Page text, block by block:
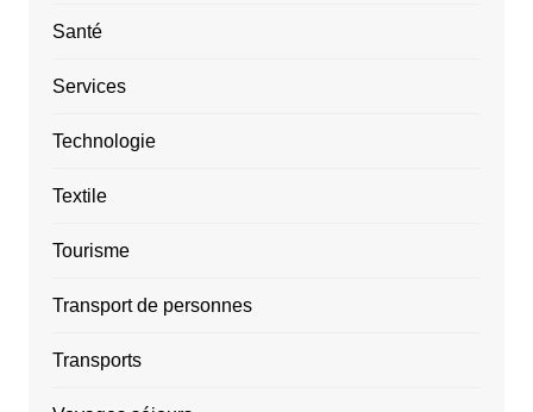
Santé
Services
Technologie
Textile
Tourisme
Transport de personnes
Transports